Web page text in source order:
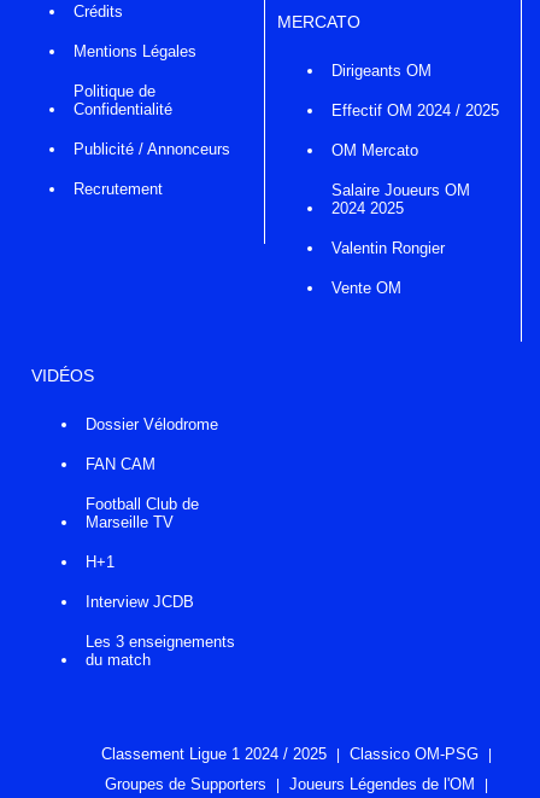
Crédits
Mentions Légales
Politique de
Confidentialité
Publicité / Annonceurs
Recrutement
MERCATO
Dirigeants OM
Effectif OM 2024 / 2025
OM Mercato
Salaire Joueurs OM
2024 2025
Valentin Rongier
Vente OM
VIDÉOS
Dossier Vélodrome
FAN CAM
Football Club de
Marseille TV
H+1
Interview JCDB
Les 3 enseignements
du match
Classement Ligue 1 2024 / 2025
Classico OM-PSG
Groupes de Supporters
Joueurs Légendes de l'OM